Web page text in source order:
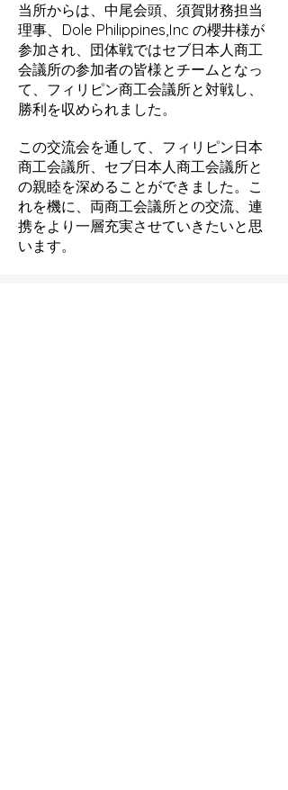
当所からは、中尾会頭、須賀財務担当
理事、Dole Philippines,Inc の櫻井様が
参加され、団体戦ではセブ日本人商工
会議所の参加者の皆様とチームとなっ
て、フィリピン商工会議所と対戦し、
勝利を収められました。
この交流会を通して、フィリピン日本
商工会議所、セブ日本人商工会議所と
の親睦を深めることができました。こ
れを機に、両商工会議所との交流、連
携をより一層充実させていきたいと思
います。